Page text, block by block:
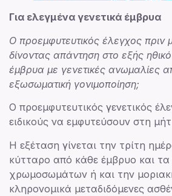
Για ελεγμένα γενετικά έμβρυα
Ο προεμφυτευτικός έλεγχος πριν
δίνοντας απάντηση στο εξής
έμβρυα με γενετικές ανωμαλίες
εξωσωματική γονιμοποίηση;
Ο προεμφυτευτικός γενετικός
ειδικούς να εμφυτεύσουν στη
Η εξέταση γίνεται την τρίτη
κύτταρο από κάθε έμβρυο και τα
χρωμοσωμάτων ή και την
κληρονομικά μεταδιδόμενες